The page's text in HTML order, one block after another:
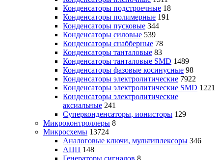
Конденсаторы подстроечные 18
Конденсаторы полимерные 191
Конденсаторы пусковые 344
Конденсаторы силовые 539
Конденсаторы снабберные 78
Конденсаторы танталовые 83
Конденсаторы танталовые SMD 1489
Конденсаторы фазовые косинусные 98
Конденсаторы электролитические 7922
Конденсаторы электролитические SMD 1221
Конденсаторы электролитические
аксиальные 241
Суперконденсаторы, ионисторы 129
Микроконтроллеры 8
Микросхемы 13724
Аналоговые ключи, мультиплексоры 346
АЦП 148
Генераторы сигналов 8